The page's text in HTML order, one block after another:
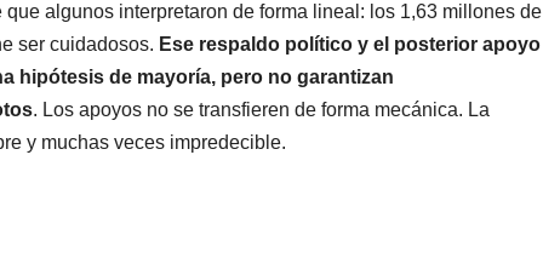
algunos interpretaron de forma lineal: los 1,63 millones de
ser cuidadosos. Ese respaldo político y el posterior apoyo
hipótesis de mayoría, pero no garantizan
. Los apoyos no se transfieren de forma mecánica. La
y muchas veces impredecible.